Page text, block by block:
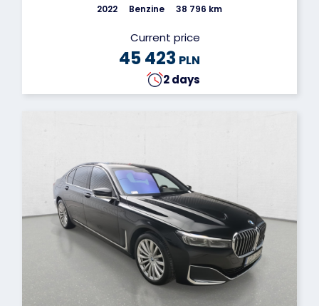
2022 Benzine 38 796 km
Current price
45 423 PLN
2 days